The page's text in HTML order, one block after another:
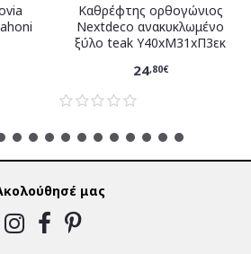
Καθρέφτης ορθογώνιος
Nextdeco ανακυκλωμένο
ξύλο teak Υ40xM31xΠ3εκ
24,80€
μας